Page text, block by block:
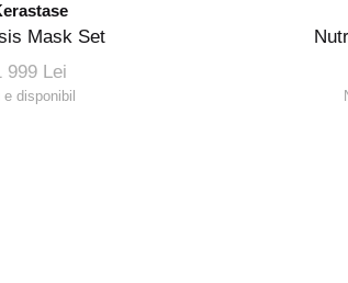
Mask Set
999 Lei
e disponibil